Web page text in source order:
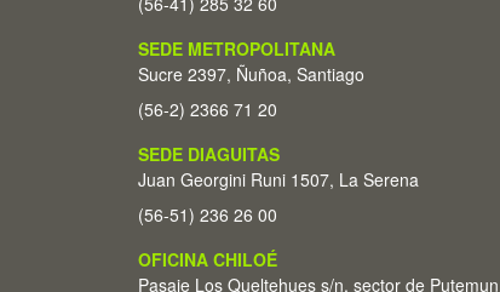
SEDE METROPOLITANA
Sucre 2397, Ñuñoa, Santiago
(56-2) 2366 71 20
SEDE DIAGUITAS
Juan Georgini Runi 1507, La Serena
(56-51) 236 26 00
OFICINA CHILOÉ
Pasaje Los Queltehues s/n, sector de